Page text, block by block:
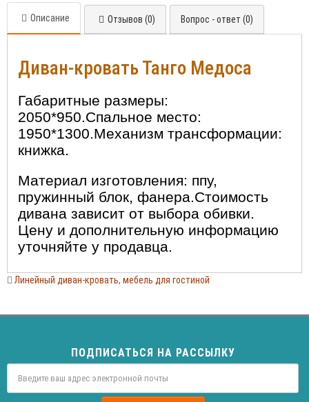
Описание Отзывов (0) Вопрос - ответ (0)
Диван-кровать Танго Медоса
Габаритные размеры:
2050*950.Спальное место:
1950*1300.Механизм трансформации:
книжка.
Материал изготовления: ппу,
пружинный блок, фанера.Стоимость
дивана зависит от выбора обивки.
Цену и дополнительную информацию
уточняйте у продавца.
Линейный диван-кровать, мебель для гостиной
ПОДПИСАТЬСЯ НА РАССЫЛКУ